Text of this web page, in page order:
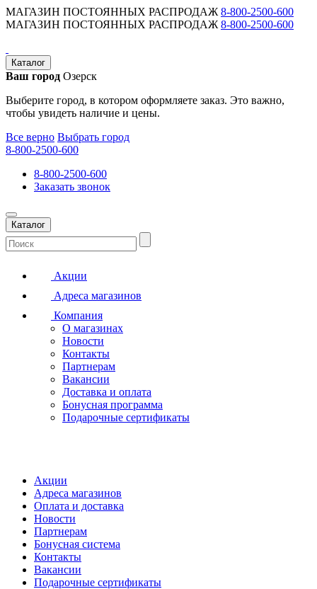
МАГАЗИН ПОСТОЯННЫХ РАСПРОДАЖ 8-800-2500-600
МАГАЗИН ПОСТОЯННЫХ РАСПРОДАЖ 8-800-2500-600
Каталог
Ваш город Озерск
Выберите город, в котором оформляете заказ. Это важно,
чтобы увидеть наличие и цены.
Все верно Выбрать город
8-800-2500-600
8-800-2500-600
Заказать звонок
Каталог
Акции
Адреса магазинов
Компания
О магазинах
Новости
Контакты
Партнерам
Вакансии
Доставка и оплата
Бонусная программа
Подарочные сертификаты
Акции
Адреса магазинов
Оплата и доставка
Новости
Партнерам
Бонусная система
Контакты
Вакансии
Подарочные сертификаты